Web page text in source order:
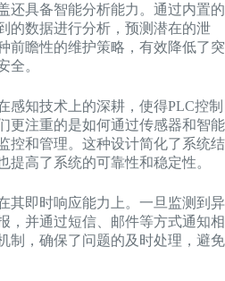
还具备智能分析能力。通过内置的
的数据进行分析，预测潜在的泄
前瞻性的维护策略，有效降低了突
全。
感知技术上的深耕，使得PLC控制
更注重的是如何通过传感器和智能
控和管理。这种设计简化了系统结
提高了系统的可靠性和稳定性。
其即时响应能力上。一旦监测到异
，并通过短信、邮件等方式通知相
制，确保了问题的及时处理，避免